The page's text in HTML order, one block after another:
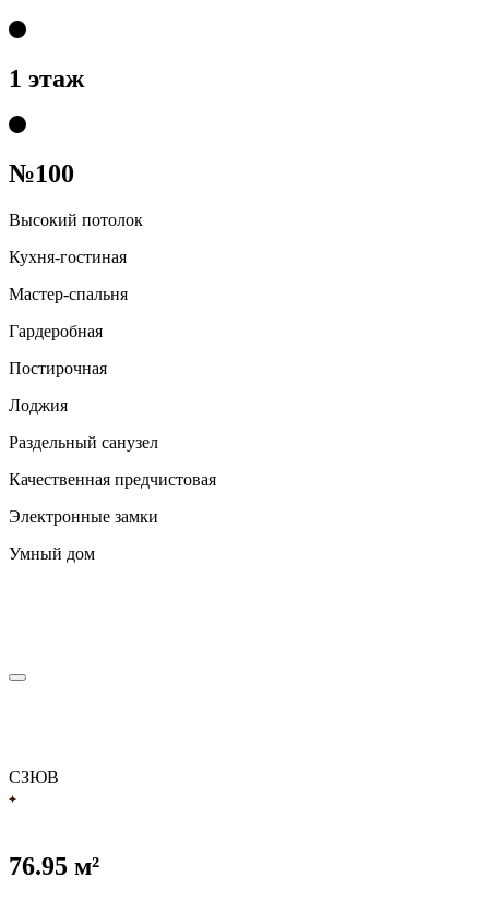
1 этаж
№100
Высокий потолок
Кухня-гостиная
Мастер-спальня
Гардеробная
Постирочная
Лоджия
Раздельный санузел
Качественная предчистовая
Электронные замки
Умный дом
СЗЮВ
76.95 м²